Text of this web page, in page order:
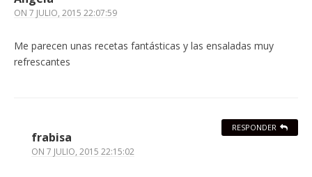
ON 7 JULIO, 2015 22:07:59
Me parecen unas recetas fantásticas y las ensaladas muy
refrescantes
frabisa
ON 7 JULIO, 2015 22:15:02
RESPONDER